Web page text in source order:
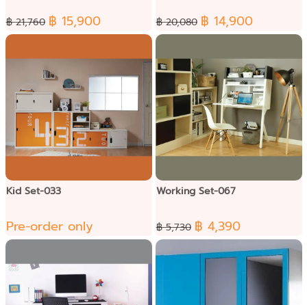
฿ 21,760 ฿ 15,900 ฿ 20,080 ฿ 14,900
Kid Set-033
Pre-order only
Working Set-067
฿ 5,730 ฿ 4,390